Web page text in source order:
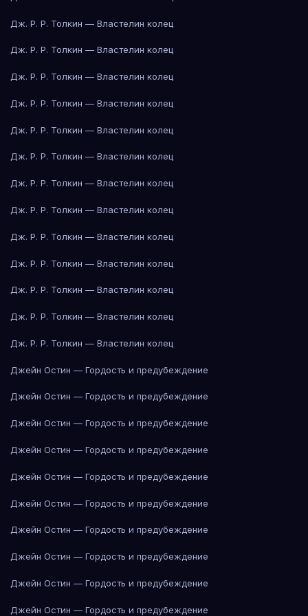
Дж. Р. Р. Толкин — Властелин колец
Дж. Р. Р. Толкин — Властелин колец
Дж. Р. Р. Толкин — Властелин колец
Дж. Р. Р. Толкин — Властелин колец
Дж. Р. Р. Толкин — Властелин колец
Дж. Р. Р. Толкин — Властелин колец
Дж. Р. Р. Толкин — Властелин колец
Дж. Р. Р. Толкин — Властелин колец
Дж. Р. Р. Толкин — Властелин колец
Дж. Р. Р. Толкин — Властелин колец
Дж. Р. Р. Толкин — Властелин колец
Дж. Р. Р. Толкин — Властелин колец
Дж. Р. Р. Толкин — Властелин колец
Джейн Остин — Гордость и предубеждение
Джейн Остин — Гордость и предубеждение
Джейн Остин — Гордость и предубеждение
Джейн Остин — Гордость и предубеждение
Джейн Остин — Гордость и предубеждение
Джейн Остин — Гордость и предубеждение
Джейн Остин — Гордость и предубеждение
Джейн Остин — Гордость и предубеждение
Джейн Остин — Гордость и предубеждение
Джейн Остин — Гордость и предубеждение